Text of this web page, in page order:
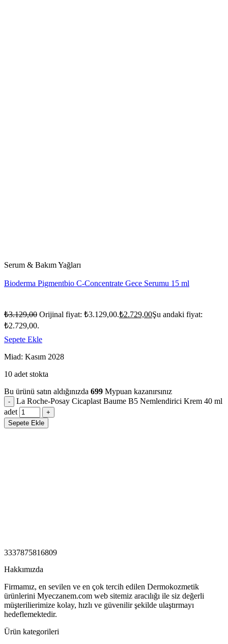
Serum & Bakım Yağları
Bioderma Pigmentbio C-Concentrate Gece Serumu 15 ml
₺3.129,00 Orijinal fiyat: ₺3.129,00.₺2.729,00Şu andaki fiyat:
₺2.729,00.
Sepete Ekle
Miad: Kasım 2028
10 adet stokta
Bu ürünü satın aldığınızda 699 Mypuan kazanırsınız
La Roche-Posay Cicaplast Baume B5 Nemlendirici Krem 40 ml
adet
Sepete Ekle
3337875816809
Hakkımızda
Firmamız, en sevilen ve en çok tercih edilen Dermokozmetik
ürünlerini Myeczanem.com web sitemiz aracılığı ile siz değerli
müşterilierimize kolay, hızlı ve güvenilir şekilde ulaştırmayı
hedeflemektedir.
Ürün kategorileri